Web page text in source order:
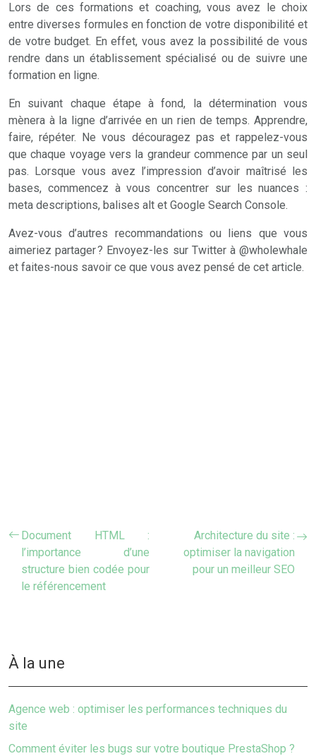
Lors de ces formations et coaching, vous avez le choix
entre diverses formules en fonction de votre disponibilité et
de votre budget. En effet, vous avez la possibilité de vous
rendre dans un établissement spécialisé ou de suivre une
formation en ligne.
En suivant chaque étape à fond, la détermination vous
mènera à la ligne d’arrivée en un rien de temps. Apprendre,
faire, répéter. Ne vous découragez pas et rappelez-vous
que chaque voyage vers la grandeur commence par un seul
pas. Lorsque vous avez l’impression d’avoir maîtrisé les
bases, commencez à vous concentrer sur les nuances :
meta descriptions, balises alt et Google Search Console.
Avez-vous d’autres recommandations ou liens que vous
aimeriez partager ? Envoyez-les sur Twitter à @wholewhale
et faites-nous savoir ce que vous avez pensé de cet article.
Document HTML :
l’importance d’une
structure bien codée pour
le référencement
Architecture du site :
optimiser la navigation
pour un meilleur SEO
À la une
Agence web : optimiser les performances techniques du
site
Comment éviter les bugs sur votre boutique PrestaShop ?